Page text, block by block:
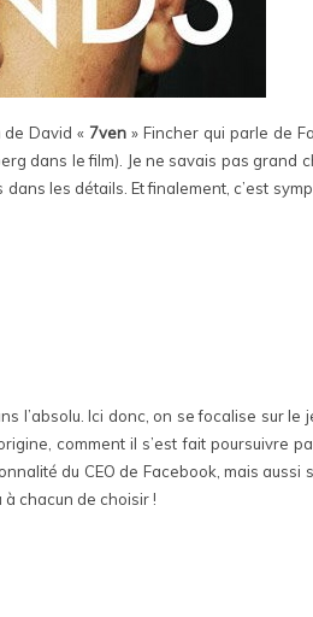
David « 7ven » Fincher qui parle de
dans le film). Je ne savais pas grand
les détails. Et finalement, c’est
l’absolu. Ici donc, on se focalise sur le
comment il s’est fait poursuivre
du CEO de Facebook, mais aussi
à chacun de choisir !